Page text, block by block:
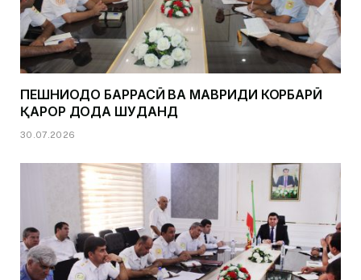
ПЕШНИҲОДҲО БАРРАСӢ ВА МАВРИДИ КОРБАРӢ
ҚАРОР ДОДА ШУДАНД
30.07.2026